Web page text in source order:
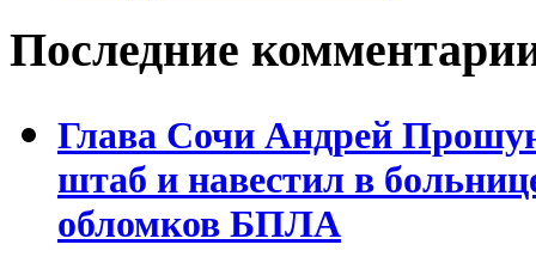
Последние
Глава Сочи Андрей
штаб и навестил в
обломков БПЛА